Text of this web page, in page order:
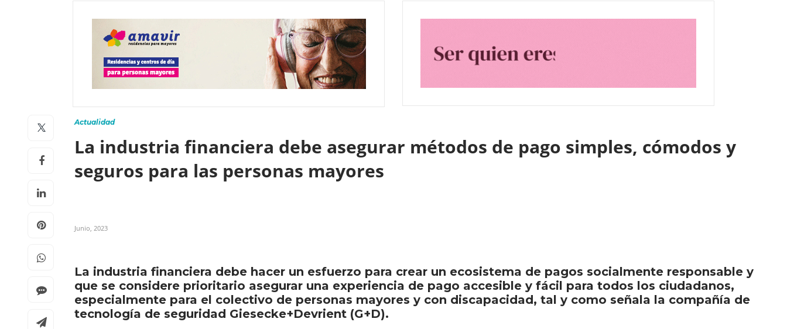
Actualidad
La industria financiera debe asegurar métodos de pago simples, cómodos y
seguros para las personas mayores
Junio, 2023
La industria financiera debe hacer un esfuerzo para crear un ecosistema de pagos socialmente responsable y
que se considere prioritario asegurar una experiencia de pago accesible y fácil para todos los ciudadanos,
especialmente para el colectivo de personas mayores y con discapacidad, tal y como señala la compañía de
tecnología de seguridad Giesecke+Devrient (G+D).